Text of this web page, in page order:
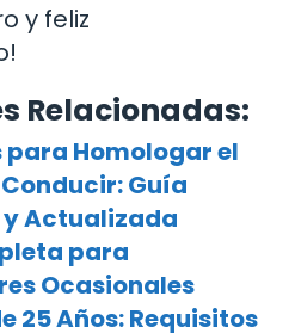
y feliz
Relacionadas:
para Homologar el
Guía
Actualizada
para
Ocasionales
25 Años: Requisitos